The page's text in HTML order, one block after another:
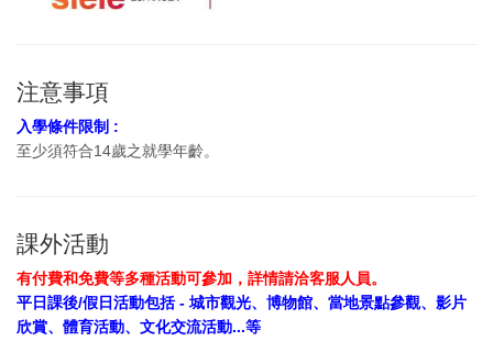
注意事項
入學條件限制 :
至少須符合14歲之就學年齡。
課外活動
有付費和免費等多種活動可參加，詳情請洽客服人員。
平日課後/假日活動包括 - 城市觀光、博物館、當地景點參觀、影片
欣賞、體育活動、文化交流活動...等